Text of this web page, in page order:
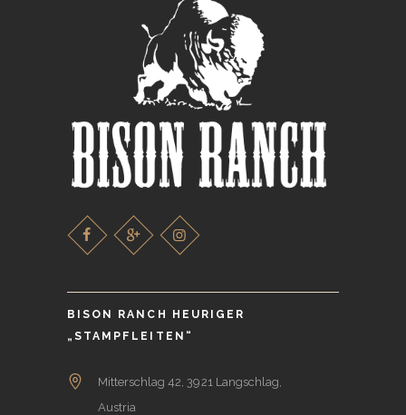
BISON RANCH HEURIGER
„STAMPFLEITEN“
Mitterschlag 42, 3921 Langschlag,
Austria